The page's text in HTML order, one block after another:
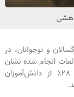
و نوجوانان، در
انجام شده نشان
می‌دهد حدود 9٪ از جمعیت و نزدیک به 28٪ از دانش‌آموزان